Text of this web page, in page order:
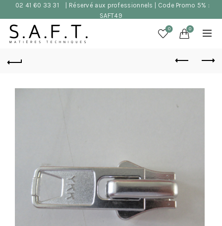
02 41 60 33 31
| Réservé aux professionnels | Code Promo 5% :
SAFT49
0 0